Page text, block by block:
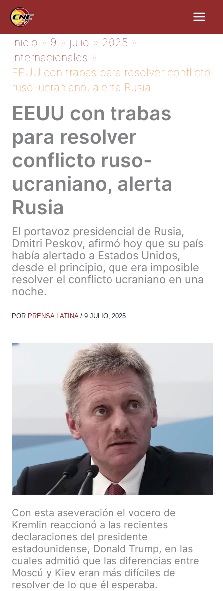
contenido
Inicio 9 julio
2025
Internacionales
EEUU con trabas para resolver conflicto
ruso-ucraniano, alerta Rusia
EEUU con trabas
para resolver
conflicto ruso-
ucraniano, alerta
Rusia
El portavoz presidencial de Rusia,
Dmitri Peskov, afirmó hoy que su país
había alertado a Estados Unidos,
desde el principio, que era imposible
resolver el conflicto ucraniano en una
noche.
POR PRENSA LATINA / 9 JULIO, 2025
Con esta aseveración el vocero de
Kremlin reaccionó a las recientes
declaraciones del presidente
estadounidense, Donald Trump, en las
cuales admitió que las diferencias entre
Moscú y Kiev eran más difíciles de
resolver de lo que él esperaba.